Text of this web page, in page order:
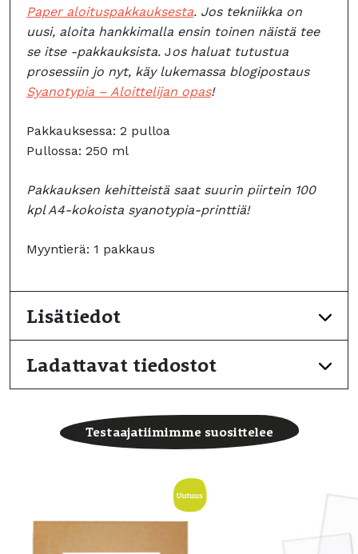
Paper aloituspakkauksesta. Jos tekniikka on
uusi, aloita hankkimalla ensin toinen näistä tee
se itse -pakkauksista. Jos haluat tutustua
prosessiin jo nyt, käy lukemassa blogipostaus
Syanotypia – Aloittelijan opas!
Pakkauksessa: 2 pulloa
Pullossa: 250 ml
Pakkauksen kehitteistä saat suurin piirtein 100
kpl A4-kokoista syanotypia-printtiä!
Myyntierä: 1 pakkaus
Lisätiedot
Ladattavat tiedostot
Testaajatiimimme suosittelee